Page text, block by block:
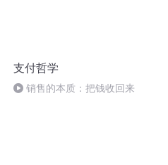
支付哲学
销售的本质：把钱收回来